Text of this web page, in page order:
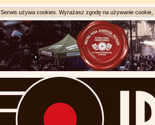
Serwis używa cookies. Wyrażasz zgodę na używanie